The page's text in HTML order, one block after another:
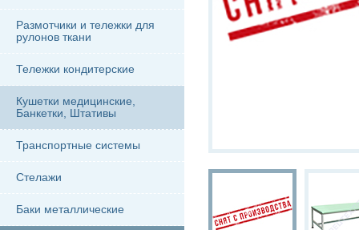
Размотчики и тележки для
рулонов ткани
Тележки кондитерские
Кушетки медицинские,
Банкетки, Штативы
Транспортные системы
Стелажи
Баки металлические